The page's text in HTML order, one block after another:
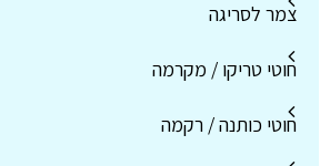
צמר לסריגה
חוטי טריקו / מקרמה
חוטי כותנה / רקמה